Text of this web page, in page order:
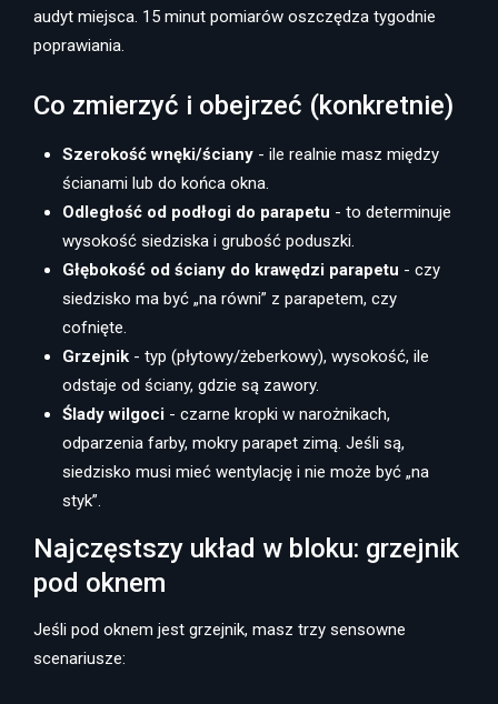
audyt miejsca. 15 minut pomiarów oszczędza tygodnie
poprawiania.
Co zmierzyć i obejrzeć (konkretnie)
Szerokość wnęki/ściany - ile realnie masz między
ścianami lub do końca okna.
Odległość od podłogi do parapetu - to determinuje
wysokość siedziska i grubość poduszki.
Głębokość od ściany do krawędzi parapetu - czy
siedzisko ma być „na równi” z parapetem, czy
cofnięte.
Grzejnik - typ (płytowy/żeberkowy), wysokość, ile
odstaje od ściany, gdzie są zawory.
Ślady wilgoci - czarne kropki w narożnikach,
odparzenia farby, mokry parapet zimą. Jeśli są,
siedzisko musi mieć wentylację i nie może być „na
styk”.
Najczęstszy układ w bloku: grzejnik
pod oknem
Jeśli pod oknem jest grzejnik, masz trzy sensowne
scenariusze: